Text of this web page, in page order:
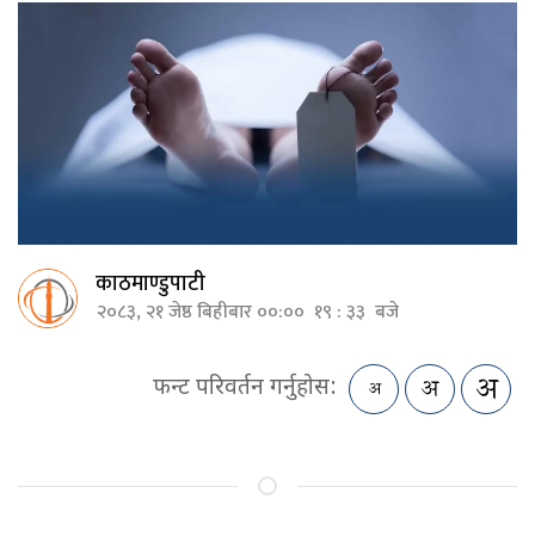
काठमाण्डुपाटी
२०८३, २१ जेष्ठ बिहीबार ००:०० १९ : ३३ बजे
फन्ट परिवर्तन गर्नुहोस: